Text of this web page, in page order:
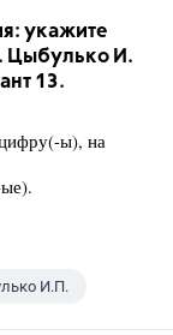
укажите
Цыбулько И.
13.
ы), на
И.П.